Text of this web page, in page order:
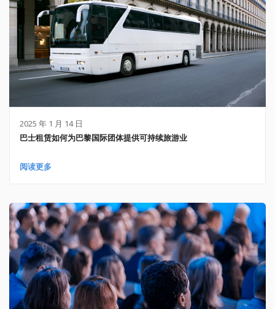
2025 年 1 月 14 日
巴士租赁如何为巴黎国际团体提供可持续旅游业
阅读更多